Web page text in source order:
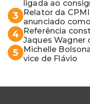
ligada ao
3
Relator da
anunciado
4
Referência
Jaques
5
Michelle
vice de Flávio